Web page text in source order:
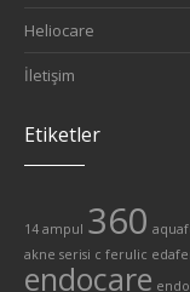
Heliocare
İletişim
Etiketler
14 ampul 360
akne serisi c ferulic
endocare